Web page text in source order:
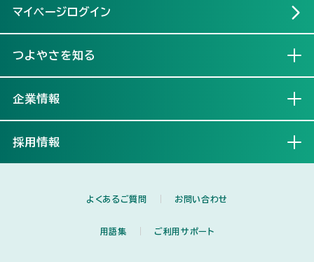
マイページログイン
つよやさを知る
企業情報
採用情報
よくあるご質問 お問い合わせ
用語集 ご利用サポート